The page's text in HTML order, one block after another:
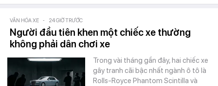
VĂN HÓA XE - 24 GIỜ TRƯỚC
Người đầu tiên khen một chiếc xe thường
không phải dân chơi xe
Trong vài tháng gần đây, hai chiếc xe
gây tranh cãi bậc nhất ngành ô tô là
Rolls-Royce Phantom Scintilla và